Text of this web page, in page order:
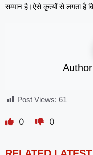
सम्मान है।ऐसे कृत्यों से लगता है
Post Views: 61
0 0